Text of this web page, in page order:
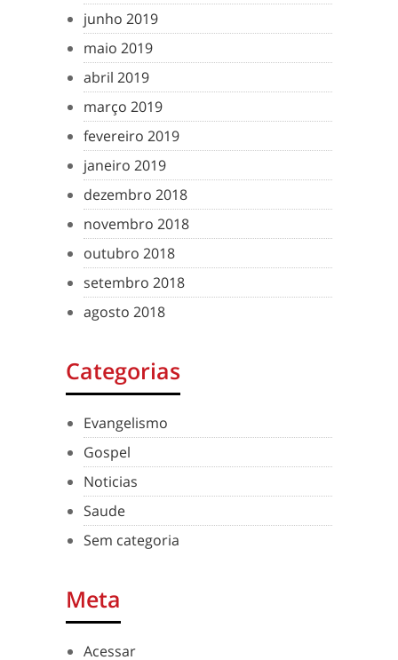
junho 2019
maio 2019
abril 2019
março 2019
fevereiro 2019
janeiro 2019
dezembro 2018
novembro 2018
outubro 2018
setembro 2018
agosto 2018
Categorias
Evangelismo
Gospel
Noticias
Saude
Sem categoria
Meta
Acessar